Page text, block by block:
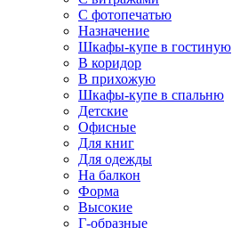
С фотопечатью
Назначение
Шкафы-купе в гостиную
В коридор
В прихожую
Шкафы-купе в спальню
Детские
Офисные
Для книг
Для одежды
На балкон
Форма
Высокие
Г-образные